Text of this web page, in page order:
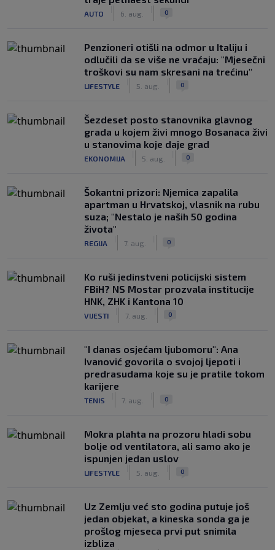
AUTO 6. aug. 0
Penzioneri otišli na odmor u Italiju i
odlučili da se više ne vraćaju: "Mjesečni
troškovi su nam skresani na trećinu"
LIFESTYLE 5. aug. 0
Šezdeset posto stanovnika glavnog
grada u kojem živi mnogo Bosanaca živi
u stanovima koje daje grad
EKONOMIJA 5. aug. 0
Šokantni prizori: Njemica zapalila
apartman u Hrvatskoj, vlasnik na rubu
suza; "Nestalo je naših 50 godina
života"
REGIJA 7. aug. 0
Ko ruši jedinstveni policijski sistem
FBiH? NS Mostar prozvala institucije
HNK, ZHK i Kantona 10
VIJESTI 7. aug. 0
"I danas osjećam ljubomoru": Ana
Ivanović govorila o svojoj ljepoti i
predrasudama koje su je pratile tokom
karijere
TENIS 7. aug. 0
Mokra plahta na prozoru hladi sobu
bolje od ventilatora, ali samo ako je
ispunjen jedan uslov
LIFESTYLE 5. aug. 0
Uz Zemlju već sto godina putuje još
jedan objekat, a kineska sonda ga je
prošlog mjeseca prvi put snimila
izbliza